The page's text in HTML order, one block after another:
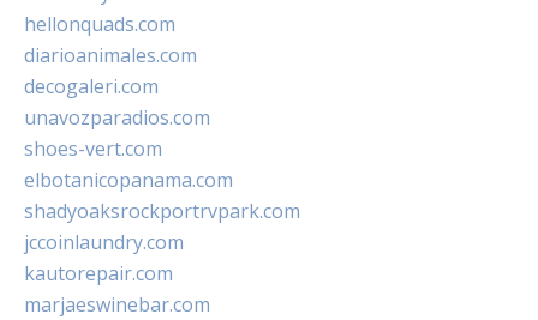
hellonquads.com
diarioanimales.com
decogaleri.com
unavozparadios.com
shoes-vert.com
elbotanicopanama.com
shadyoaksrockportrvpark.com
jccoinlaundry.com
kautorepair.com
marjaeswinebar.com